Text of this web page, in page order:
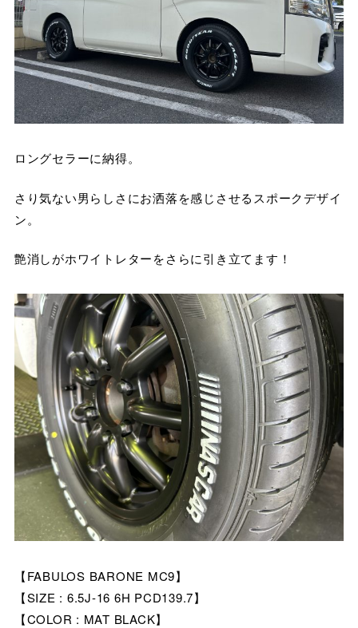
ロングセラーに納得。
さり気ない男らしさにお洒落を感じさせるスポークデザイ
ン。
艶消しがホワイトレターをさらに引き立てます！
【FABULOS BARONE MC9】
【SIZE : 6.5J-16 6H PCD139.7】
【COLOR : MAT BLACK】